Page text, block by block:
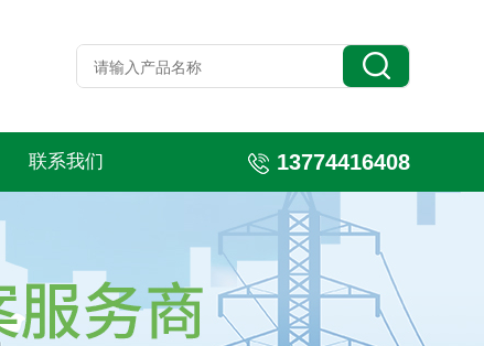
联系我们 13774416408